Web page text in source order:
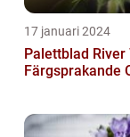
17 januari 2024
Palettblad River
Färgsprakande